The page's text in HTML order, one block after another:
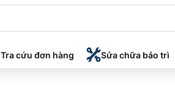
Tra cứu đơn hàng Sửa chữa bảo trì